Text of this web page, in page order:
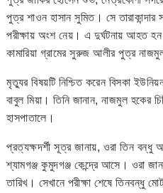
পুত্র শাওন হাসান সুমিত। সে তারাকান্দার
পরীক্ষায় অংশ নেয়। এ দুর্ঘটনায় আহত হন
কামারিয়া গ্রামের সুরুজ আলীর পুত্র
মৃত্যুর বিষয়টি নিশ্চিত করেন বিসকা
বাবুল মিয়া। তিনি জানান, নাজমুল হকের
হাসপাতালে।
প্রত্যক্ষদর্শী সূত্র জানায়, ওরা তিন বন্ধু
শ্যামগঞ্জ কুমুদগঞ্জ কেন্দ্রে আসে। ওরা
তারিখ। সেখানে পরীক্ষা শেষে তিনবন্ধু